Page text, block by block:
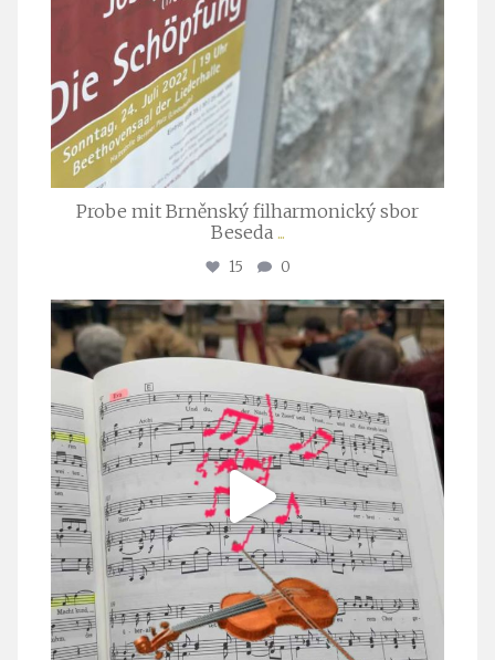
Probe mit Brněnský filharmonický sbor
Beseda ...
15 0
stuttgarter_oratorienchor
Juli 23